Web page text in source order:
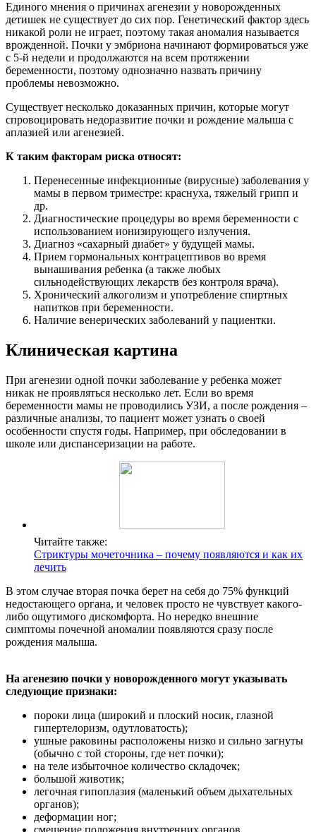
Единого мнения о причинах агенезии у новорожденных
детишек не существует до сих пор. Генетический фактор здесь
никакой роли не играет, поэтому такая аномалия называется
врожденной. Почки у эмбриона начинают формироваться уже
с 5-й недели и продолжаются на всем протяжении
беременности, поэтому однозначно назвать причину
проблемы невозможно.
Существует несколько доказанных причин, которые могут
спровоцировать недоразвитие почки и рождение малыша с
аплазией или агенезией.
К таким факторам риска относят:
Перенесенные инфекционные (вирусные) заболевания у
мамы в первом триместре: краснуха, тяжелый грипп и
др.
Диагностические процедуры во время беременности с
использованием ионизирующего излучения.
Диагноз «сахарный диабет» у будущей мамы.
Прием гормональных контрацептивов во время
вынашивания ребенка (а также любых
сильнодействующих лекарств без контроля врача).
Хронический алкоголизм и употребление спиртных
напитков при беременности.
Наличие венерических заболеваний у пациентки.
Клиническая картина
При агенезии одной почки заболевание у ребенка может
никак не проявляться несколько лет. Если во время
беременности мамы не проводились УЗИ, а после рождения –
различные анализы, то пациент может узнать о своей
особенности спустя годы. Например, при обследовании в
школе или диспансеризации на работе.
Читайте также:
Стриктуры мочеточника – почему появляются и как их
лечить
В этом случае вторая почка берет на себя до 75% функций
недостающего органа, и человек просто не чувствует какого-
либо ощутимого дискомфорта. Но нередко внешние
симптомы почечной аномалии появляются сразу после
рождения малыша.
На агенезию почки у новорожденного могут указывать
следующие признаки:
пороки лица (широкий и плоский носик, глазной
гипертелоризм, одутловатость);
ушные раковины расположены низко и сильно загнуты
(обычно с той стороны, где нет почки);
на теле избыточное количество складочек;
большой животик;
легочная гипоплазия (маленький объем дыхательных
органов);
деформации ног;